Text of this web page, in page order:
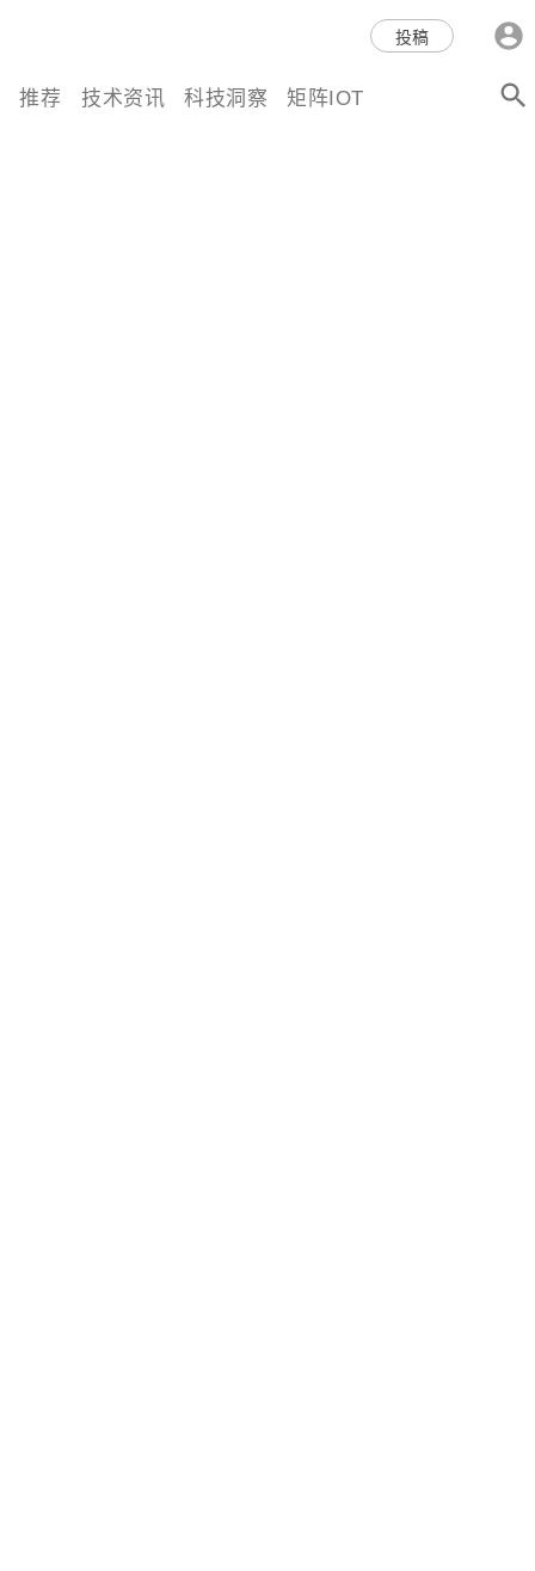
科技互联网,科技,资讯,动态,洞
察,量子,计算,AI,人工智能,机器
投稿
推荐 技术资讯 科技洞察 矩阵IOT